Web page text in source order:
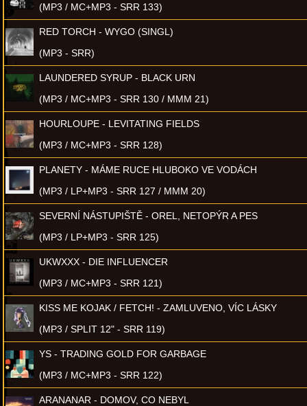
(MP3 / MC+MP3 - SRR 133)
RED TORCH - WYGO (SINGL)
(MP3 - SRR)
LAUNDERED SYRUP - BLACK URN
(MP3 / MC+MP3 - SRR 130 / MMM 21)
HOURLOUPE - LEVITATING FIELDS
(MP3 / MC+MP3 - SRR 128)
PLANETY - MÁME RUCE HLUBOKO VE VODÁCH
(MP3 / LP+MP3 - SRR 127 / MMM 20)
SEVERNÍ NÁSTUPIŠTĚ - OREL, NETOPÝR A PES
(MP3 / LP+MP3 - SRR 125)
UKWXXX - DIE INFLUENCER
(MP3 / MC+MP3 - SRR 121)
KISS ME KOJAK / FETCH! - ZAMLUVENO, VÍC LÁSKY
(MP3 / SPLIT 12" - SRR 119)
YS - TRADING GOLD FOR GARBAGE
(MP3 / MC+MP3 - SRR 122)
ARANANAR - DOMOV, CO NEBYL